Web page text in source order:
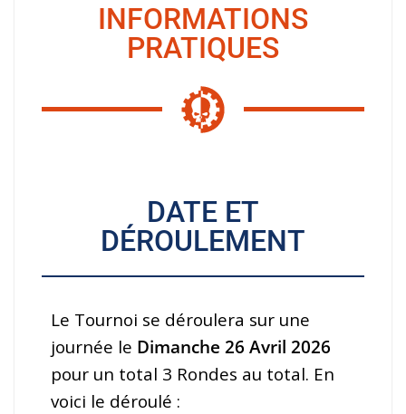
INFORMATIONS
PRATIQUES
DATE ET
DÉROULEMENT
Le Tournoi se déroulera sur une
journée le Dimanche 26 Avril 2026
pour un total 3 Rondes au total. En
voici le déroulé :